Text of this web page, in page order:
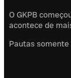
O GKPB
acontece de
Pautas somente